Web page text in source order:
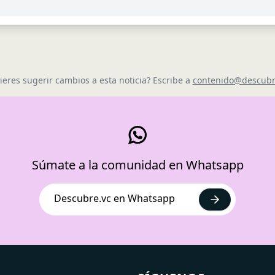
sugerir cambios a esta noticia? Escribe a
Súmate a la comunidad en Whatsapp
Descubre.vc en Whatsapp